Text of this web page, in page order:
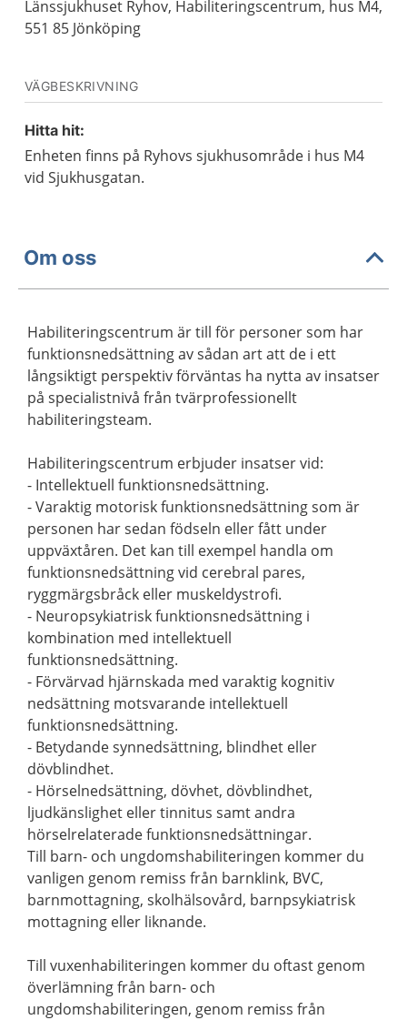
Länssjukhuset Ryhov, Habiliteringscentrum, hus M4,
551 85 Jönköping
VÄGBESKRIVNING
Hitta hit:
Enheten finns på Ryhovs sjukhusområde i hus M4
vid Sjukhusgatan.
Om oss
Habiliteringscentrum är till för personer som har
funktionsnedsättning av sådan art att de i ett
långsiktigt perspektiv förväntas ha nytta av insatser
på specialistnivå från tvärprofessionellt
habiliteringsteam.
Habiliteringscentrum erbjuder insatser vid:
- Intellektuell funktionsnedsättning.
- Varaktig motorisk funktionsnedsättning som är
personen har sedan födseln eller fått under
uppväxtåren. Det kan till exempel handla om
funktionsnedsättning vid cerebral pares,
ryggmärgsbråck eller muskeldystrofi.
- Neuropsykiatrisk funktionsnedsättning i
kombination med intellektuell
funktionsnedsättning.
- Förvärvad hjärnskada med varaktig kognitiv
nedsättning motsvarande intellektuell
funktionsnedsättning.
- Betydande synnedsättning, blindhet eller
dövblindhet.
- Hörselnedsättning, dövhet, dövblindhet,
ljudkänslighet eller tinnitus samt andra
hörselrelaterade funktionsnedsättningar.
Till barn- och ungdomshabiliteringen kommer du
vanligen genom remiss från barnklink, BVC,
barnmottagning, skolhälsovård, barnpsykiatrisk
mottagning eller liknande.
Till vuxenhabiliteringen kommer du oftast genom
överlämning från barn- och
ungdomshabiliteringen, genom remiss från